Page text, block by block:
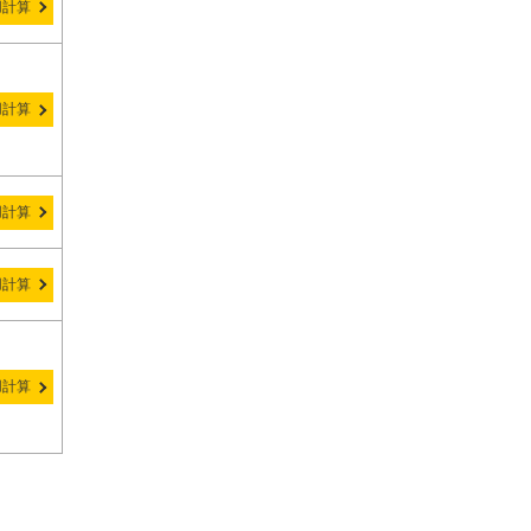
算
算
算
算
算